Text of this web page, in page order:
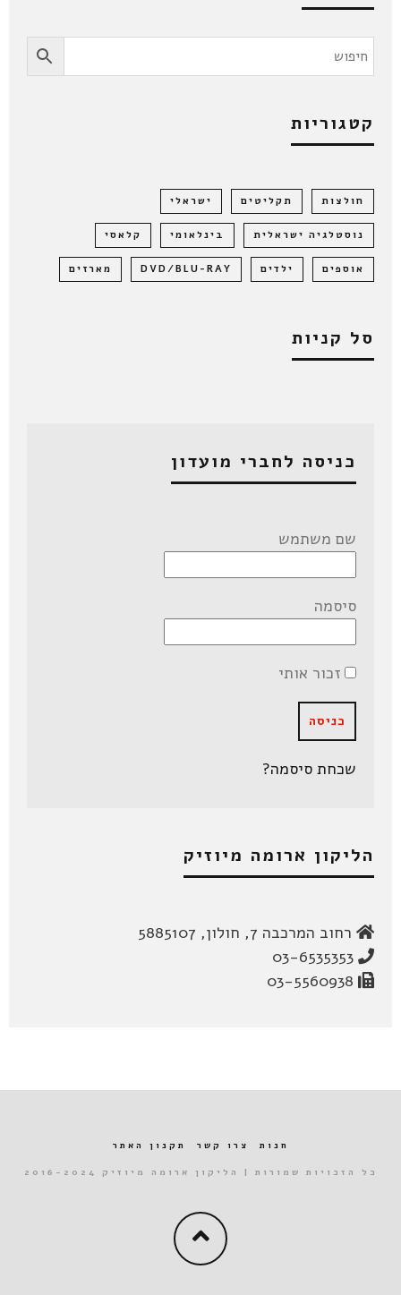
קטגוריות
חולצות תקליטים ישראלי
נוסטלגיה ישראלית בינלאומי קלאסי
אוספים ילדים DVD/BLU-RAY מארזים
סל קניות
כניסה לחברי מועדון
שם משתמש
סיסמה
זכור אותי
שכחת סיסמה?
הליקון ארומה מיוזיק
רחוב המרכבה 7, חולון, 5885107
חנות צרו קשר תקנון האתר
כל הזכויות שמורות | הליקון ארומה מיוזיק 2016-2024